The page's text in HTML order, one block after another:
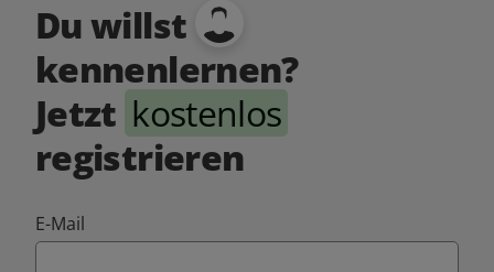
Du willst
kennenlernen?
Jetzt kostenlos
registrieren
E-Mail